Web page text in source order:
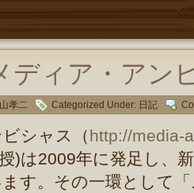
ディア・アン
孝二 Categorized Under: 日記
シャス（http://media-
)は2009年に発足し、
す。その一環として「